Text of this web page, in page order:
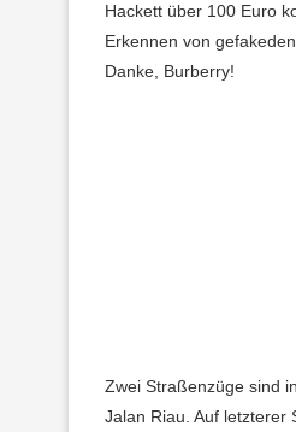
Hackett über 100 Euro
Erkennen von
Danke, Burberry!
Zwei Straßenzüge sind
Jalan Riau. Auf letzterer